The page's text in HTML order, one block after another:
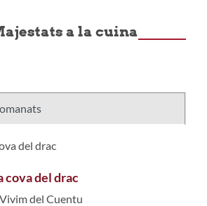
a la cuina
cova del drac
Vivim del Cuentu